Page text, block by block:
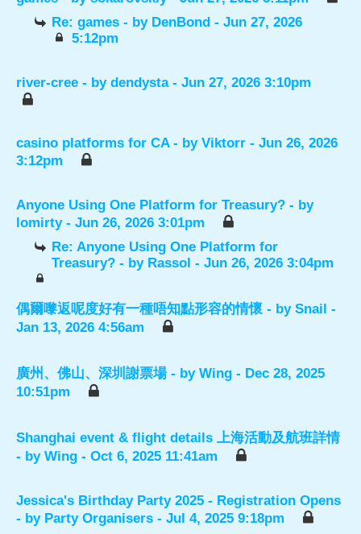
Re: games - by DenBond - Jun 27, 2026
5:12pm
river-cree - by dendysta- Jun 27, 2026 3:10pm
casino platforms for CA - by Viktorr - Jun 26, 2026
3:12pm
Anyone Using One Platform for Treasury? - by
lomirty- Jun 26, 2026 3:01pm
Re: Anyone Using One Platform for
Treasury? - by Rassol - Jun 26, 2026 3:04pm
偶爾嚟返呢度好有一種唔知點形容的情懷 - by Snail -
Jan 13, 2026 4:56am
廣州、佛山、深圳謝票場 - by Wing - Dec 28, 2025
10:51pm
Shanghai event & flight details 上海活動及航班詳情
- by Wing - Oct 6, 2025 11:41am
Jessica's Birthday Party 2025 - Registration Opens
- by Party Organisers - Jul 4, 2025 9:18pm